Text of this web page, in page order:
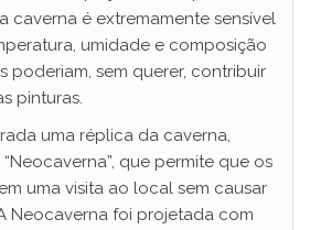
caverna é extremamente sensível
umidade e composição
poderiam, sem querer, contribuir
pinturas.
uma réplica da caverna,
que permite que os
uma visita ao local sem causar
Neocaverna foi projetada com